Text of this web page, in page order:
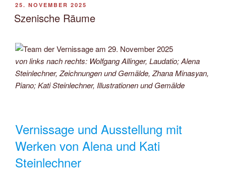
VERÖFFENTLICHT
AM
25. NOVEMBER 2025
Szenische Räume
von links nach rechts: Wolfgang Allinger, Laudatio; Alena
Steinlechner, Zeichnungen und Gemälde, Zhana Minasyan,
Piano; Kati Steinlechner, Illustrationen und Gemälde
Vernissage und Ausstellung mit
Werken von Alena und Kati
Steinlechner